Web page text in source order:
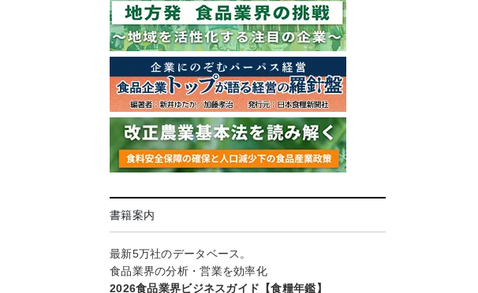
書籍案内
最新5万社のデータベース。
食品業界の分析・営業を効率化
2026食品業界ビジネスガイド【食糧年鑑】